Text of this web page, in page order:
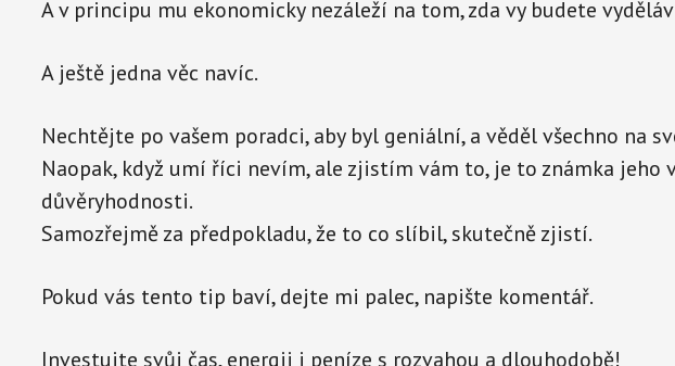
A v principu mu ekonomicky nezáleží na tom, zda vy budete
A ještě jedna věc navíc.
Nechtějte po vašem poradci, aby byl geniální, a věděl všechno na
Naopak, když umí říci nevím, ale zjistím vám to, je to známka jeho
důvěryhodnosti.
Samozřejmě za předpokladu, že to co slíbil, skutečně zjistí.
Pokud vás tento tip baví, dejte mi palec, napište komentář.
Investujte svůj čas, energii i peníze s rozvahou a dlouhodobě!